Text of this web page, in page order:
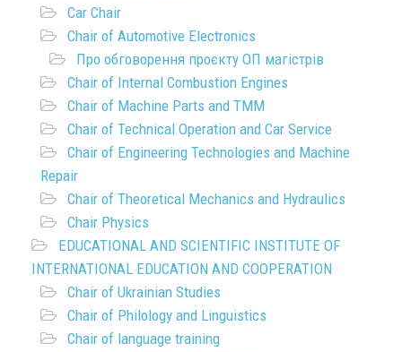
Car Chair
Chair of Automotive Electronics
Про обговорення проєкту ОП магістрів
Chair of Internal Combustion Engines
Chair of Machine Parts and TMM
Chair of Technical Operation and Car Service
Chair of Engineering Technologies and Machine
Repair
Chair of Theoretical Mechanics and Hydraulics
Chair Physics
EDUCATIONAL AND SCIENTIFIC INSTITUTE OF
INTERNATIONAL EDUCATION AND COOPERATION
Chair of Ukrainian Studies
Chair of Philology and Linguistics
Chair of language training